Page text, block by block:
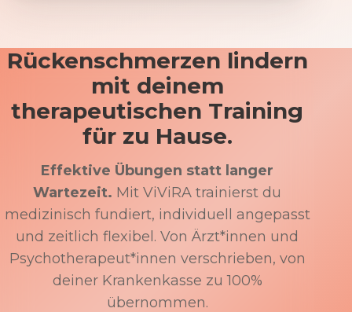
Rückenschmerzen lindern
mit deinem
therapeutischen Training
für zu Hause.
Effektive Übungen statt langer
Wartezeit. Mit ViViRA trainierst du
medizinisch fundiert, individuell angepasst
und zeitlich flexibel. Von Ärzt*innen und
Psychotherapeut*innen verschrieben, von
deiner Krankenkasse zu 100%
übernommen.